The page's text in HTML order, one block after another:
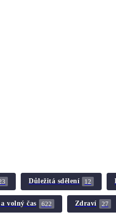
Důležitá sdělení 12
volný čas 622 Zdraví 27